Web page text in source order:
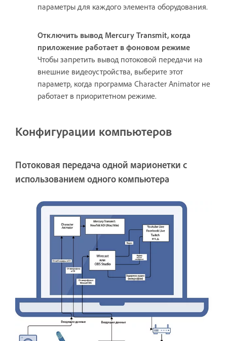
параметры для каждого элемента оборудования.
Отключить вывод Mercury Transmit, когда
приложение работает в фоновом режиме
Чтобы запретить вывод потоковой передачи на
внешние видеоустройства, выберите этот
параметр, когда программа Character Animator не
работает в приоритетном режиме.
Конфигурации компьютеров
Потоковая передача одной марионетки с
использованием одного компьютера